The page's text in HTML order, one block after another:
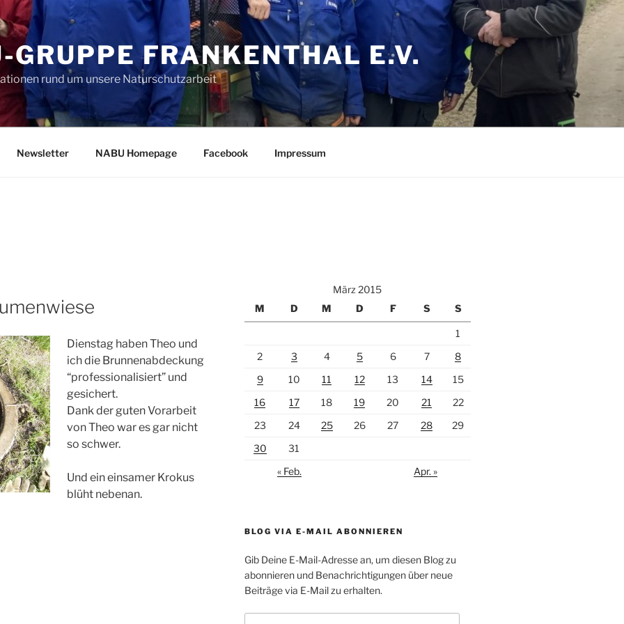
GRUPPE FRANKENTHAL E.V.
rund um unsere Naturschutzarbeit
Newsletter NABU Homepage Facebook Impressum
Dienstag haben Theo und
ich die Brunnenabdeckung
“professionalisiert” und
gesichert.
Dank der guten Vorarbeit
von Theo war es gar nicht
so schwer.
Und ein einsamer Krokus
blüht nebenan.
März 2015
M
D M D F S S
1
2
3 4 5 6 7
8
9
10 11 12 13 14
15
16
17 18 19 20 21
22
23
24 25 26 27 28
29
30
31
« Feb.
Apr. »
BLOG VIA E-MAIL ABONNIEREN
Gib Deine E-Mail-Adresse an, um diesen Blog zu
abonnieren und Benachrichtigungen über neue
Beiträge via E-Mail zu erhalten.